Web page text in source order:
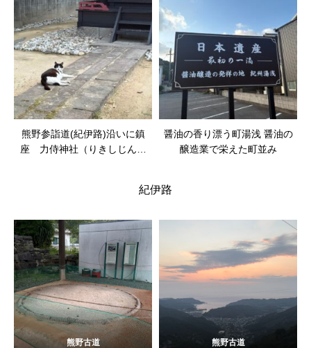
熊野参詣道(紀伊路)沿いに鎮
座 力侍神社（りきしじんじ
醤油の香り漂う町湯浅 醤油の
醸造業で栄えた町並み
紀伊路
熊野古道 熊野古道